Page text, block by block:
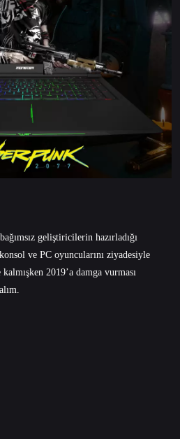
geliştiricilerin hazırladığı
ve PC oyuncularını ziyadesiyle
2019’a damga vurması